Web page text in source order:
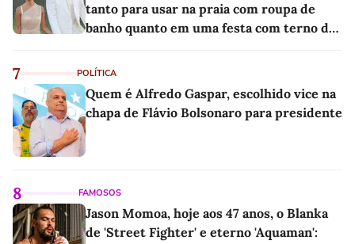
tanto para usar na praia com roupa de
banho quanto em uma festa com terno de
7 POLÍTICA
Quem é Alfredo Gaspar, escolhido vice na
chapa de Flávio Bolsonaro para presidente
8 FAMOSOS
Jason Momoa, hoje aos 47 anos, o Blanka
de 'Street Fighter' e eterno 'Aquaman':